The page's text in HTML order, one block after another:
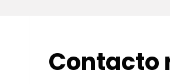
Contacto